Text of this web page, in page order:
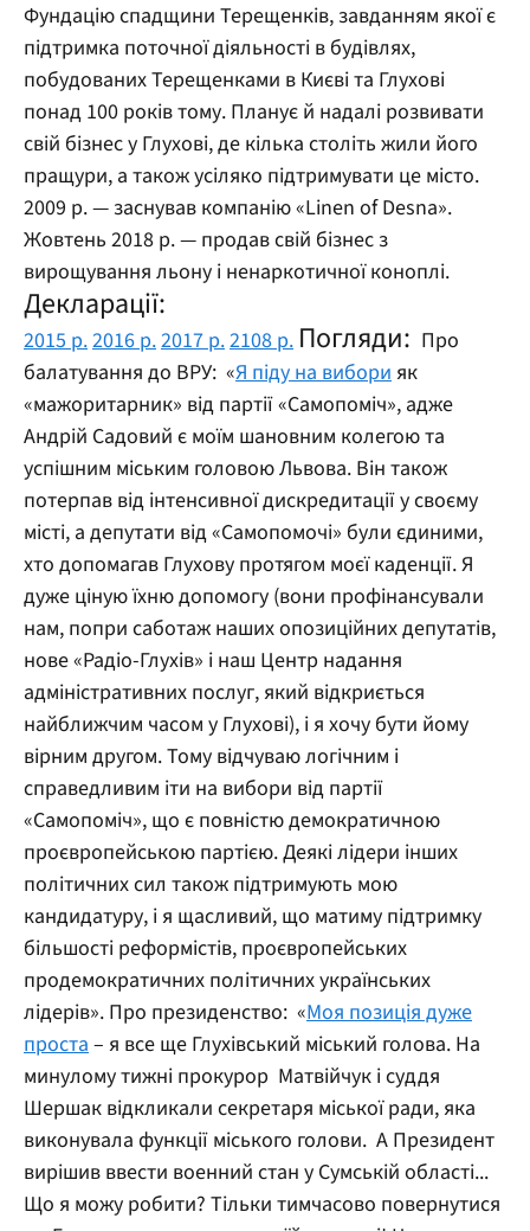
Фундацію спадщини Терещенків, завданням якої є
підтримка поточної діяльності в будівлях,
побудованих Терещенками в Києві та Глухові
понад 100 років тому. Планує й надалі розвивати
свій бізнес у Глухові, де кілька століть жили його
пращури, а також усіляко підтримувати це місто.
2009 р. — заснував компанію «Linen of Desna».
Жовтень 2018 р. — продав свій бізнес з
вирощування льону і ненаркотичної коноплі.
Декларації:
2015 р.2016 р.2017 р.2108 р. Погляди: Про
балатування до ВРУ: «Я піду на виборияк
«мажоритарник» від партії «Самопоміч», адже
Андрій Садовий є моїм шановним колегою та
успішним міським головою Львова. Він також
потерпав від інтенсивної дискредитації у своєму
місті, а депутати від «Самопомочі» були єдиними,
хто допомагав Глухову протягом моєї каденції. Я
дуже ціную їхню допомогу (вони профінансували
нам, попри саботаж наших опозиційних депутатів,
нове «Радіо-Глухів» і наш Центр надання
адміністративних послуг, який відкриється
найближчим часом у Глухові), і я хочу бути йому
вірним другом. Тому відчуваю логічним і
справедливим іти на вибори від партії
«Самопоміч», що є повністю демократичною
проєвропейською партією. Деякі лідери інших
політичних сил також підтримують мою
кандидатуру, і я щасливий, що матиму підтримку
більшості реформістів, проєвропейських
продемократичних політичних українських
лідерів». Про президенство: «Моя позиція дуже
проста– я все ще Глухівський міський голова. На
минулому тижні прокурор Матвійчук і суддя
Шершак відкликали секретаря міської ради, яка
виконувала функції міського голови. А Президент
вирішив ввести военний стан у Сумській області...
Що я можу робити? Тільки тимчасово повернутися